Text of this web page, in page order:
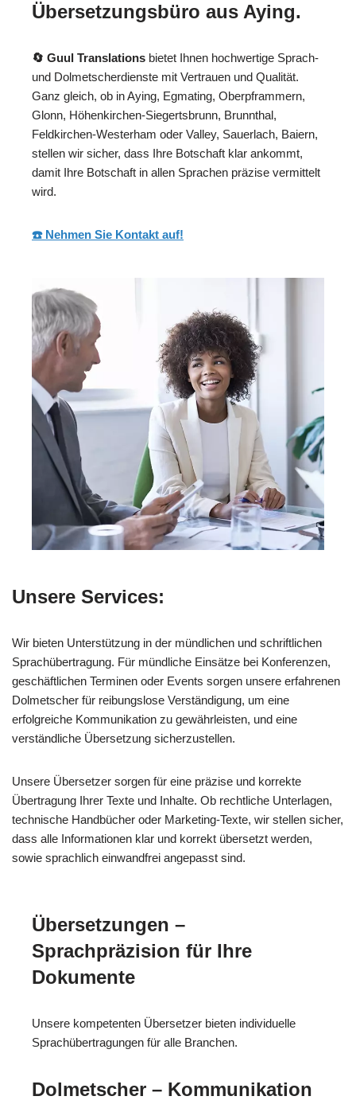
Übersetzungsbüro aus Aying.
🔄 Guul Translations bietet Ihnen hochwertige Sprach-
und Dolmetscherdienste mit Vertrauen und Qualität.
Ganz gleich, ob in Aying, Egmating, Oberpframmern,
Glonn, Höhenkirchen-Siegertsbrunn, Brunnthal,
Feldkirchen-Westerham oder Valley, Sauerlach, Baiern,
stellen wir sicher, dass Ihre Botschaft klar ankommt,
damit Ihre Botschaft in allen Sprachen präzise vermittelt
wird.
☎️ Nehmen Sie Kontakt auf!
Unsere Services:
Wir bieten Unterstützung in der mündlichen und schriftlichen
Sprachübertragung. Für mündliche Einsätze bei Konferenzen,
geschäftlichen Terminen oder Events sorgen unsere erfahrenen
Dolmetscher für reibungslose Verständigung, um eine
erfolgreiche Kommunikation zu gewährleisten, und eine
verständliche Übersetzung sicherzustellen.
Unsere Übersetzer sorgen für eine präzise und korrekte
Übertragung Ihrer Texte und Inhalte. Ob rechtliche Unterlagen,
technische Handbücher oder Marketing-Texte, wir stellen sicher,
dass alle Informationen klar und korrekt übersetzt werden,
sowie sprachlich einwandfrei angepasst sind.
Übersetzungen –
Sprachpräzision für Ihre
Dokumente
Unsere kompetenten Übersetzer bieten individuelle
Sprachübertragungen für alle Branchen.
Dolmetscher – Kommunikation